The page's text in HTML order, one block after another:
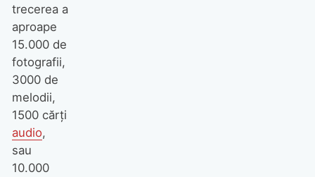
trecerea a
aproape
15.000 de
fotografii,
3000 de
melodii,
1500 cărţi
audio,
sau
10.000